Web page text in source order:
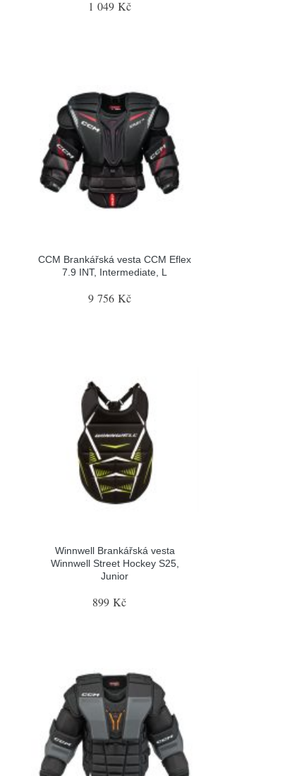
1 049 Kč
CCM Brankářská vesta CCM Eflex
7.9 INT, Intermediate, L
9 756 Kč
Winnwell Brankářská vesta
Winnwell Street Hockey S25,
Junior
899 Kč